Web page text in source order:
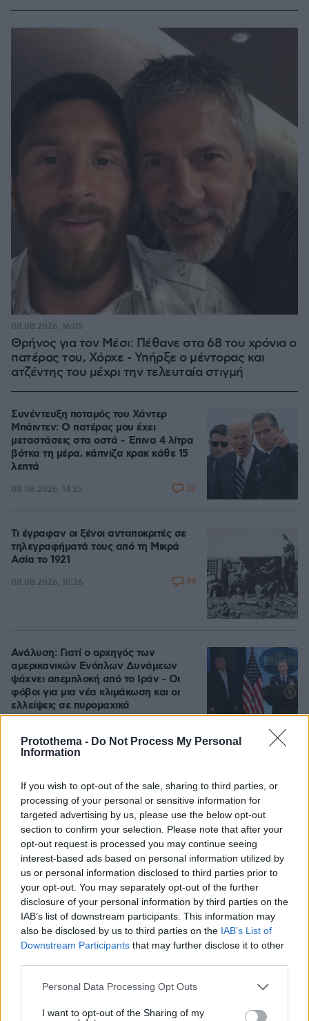
Protothema - Do Not Process My Personal
Information
If you wish to opt-out of the sale, sharing to third parties, or
processing of your personal or sensitive information for
targeted advertising by us, please use the below opt-out
section to confirm your selection. Please note that after your
opt-out request is processed you may continue seeing
interest-based ads based on personal information utilized by
us or personal information disclosed to third parties prior to
your opt-out. You may separately opt-out of the further
disclosure of your personal information by third parties on the
IAB’s list of downstream participants. This information may
also be disclosed by us to third parties on the IAB’s List of
Downstream Participants that may further disclose it to other
Please note that this website/app uses one or more Google
not limited to your visit or usage behaviour. You may click to
Personal Data Processing Opt Outs
I want to opt-out of the Sharing of my
Θρήνος για τον Μέσι: Πέθανε στα 68 του χρόνια ο
πατέρας του, Χόρχε - Υπήρξε ο μέντορας και
ατζέντης του μέχρι την τελευταία στιγμή
08.08.2026, 16:05
Συνέντευξη ποταμός του Χάντερ
Μπάιντεν: Ο πατέρας μου έχει
μεταστάσεις στα οστά - Έπινα 4 λίτρα
βότκα τη μέρα, κάπνιζα κρακ κάθε 15
λεπτά
08.08.2026, 14:25 32
Τι έγραφαν οι ξένοι ανταποκριτές σε
τηλεγραφήματά τους από τη Μικρά
Ασία το 1921
08.08.2026, 10:26 99
Ανάλυση: Γιατί ο αρχηγός των
αμερικανικών Ενόπλων Δυνάμεων
ψάχνει απεμπλοκή από το Ιράν - Οι
φόβοι για μια νέα κλιμάκωση και οι
ελλείψεις σε πυρομαχικά
γράφουν στην Τουρκία: Θα παίρνει 30
εκατομμύρια τον χρόνο, προβλέπονται
έξοδα για κομμωτήρια και... χαρτί
υγείας
08.08.2026, 17:38 14
Συνετρίβη πυροσβεστικό ελικόπτερο
ενώ επιχειρούσε σε μεγάλη δασική
πυρκαγιά στη Γιούτα
08.08.2026, 09:34
Μαρία Εκμεκτσίογλου: Ζω καθημερινά